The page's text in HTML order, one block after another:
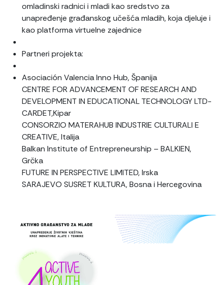
omladinski radnici i mladi kao sredstvo za
unapređenje građanskog učešća mladih, koja djeluje i
kao platforma virtuelne zajednice
Partneri projekta:
Asociación Valencia Inno Hub, Španija
CENTRE FOR ADVANCEMENT OF RESEARCH AND
DEVELOPMENT IN EDUCATIONAL TECHNOLOGY LTD-
CARDET,Kipar
CONSORZIO MATERAHUB INDUSTRIE CULTURALI E
CREATIVE, Italija
Balkan Institute of Entrepreneurship – BALKIEN,
Grčka
FUTURE IN PERSPECTIVE LIMITED, Irska
SARAJEVO SUSRET KULTURA, Bosna i Hercegovina